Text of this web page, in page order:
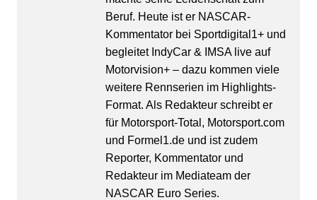
Beruf. Heute ist er NASCAR-
Kommentator bei Sportdigital1+ und
begleitet IndyCar & IMSA live auf
Motorvision+ – dazu kommen viele
weitere Rennserien im Highlights-
Format. Als Redakteur schreibt er
für Motorsport-Total, Motorsport.com
und Formel1.de und ist zudem
Reporter, Kommentator und
Redakteur im Mediateam der
NASCAR Euro Series.